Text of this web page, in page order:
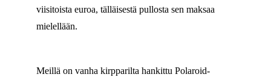
viisitoista euroa, tälläisestä pullosta sen maksaa
mielellään.
Meillä on vanha kirpparilta hankittu Polaroid-